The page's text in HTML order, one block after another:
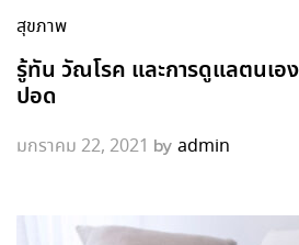
สุขภาพ
รู้ทัน วัณโรค และการดูแลตนเ
ปอด
มกราคม 22, 2021 by admin